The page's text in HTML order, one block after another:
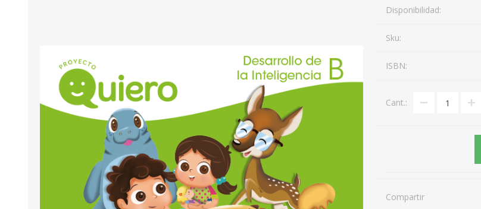
Disponibilidad:
Sku:
ISBN:
Cant.:
Compartir